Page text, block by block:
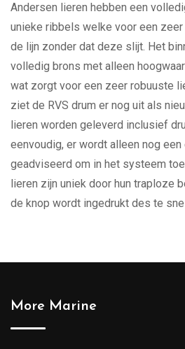
Andersen lieren hebben een
unieke ribbels welke voor een
de lijn zonder dat deze slijt. Het
volledig brons met alleen
wat zorgt voor een zeer robuuste
ziet de RVS drum er nog uit als
lieren worden geleverd inclusief
eenvoudig, er wordt alleen nog
geadviseerd om in het systeem
lieren zijn uniek door hun traploze
de knop wordt ingedrukt des te
More Marine